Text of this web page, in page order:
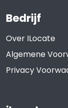
Bedrijf
Over ILocate
Algemene
Privacy